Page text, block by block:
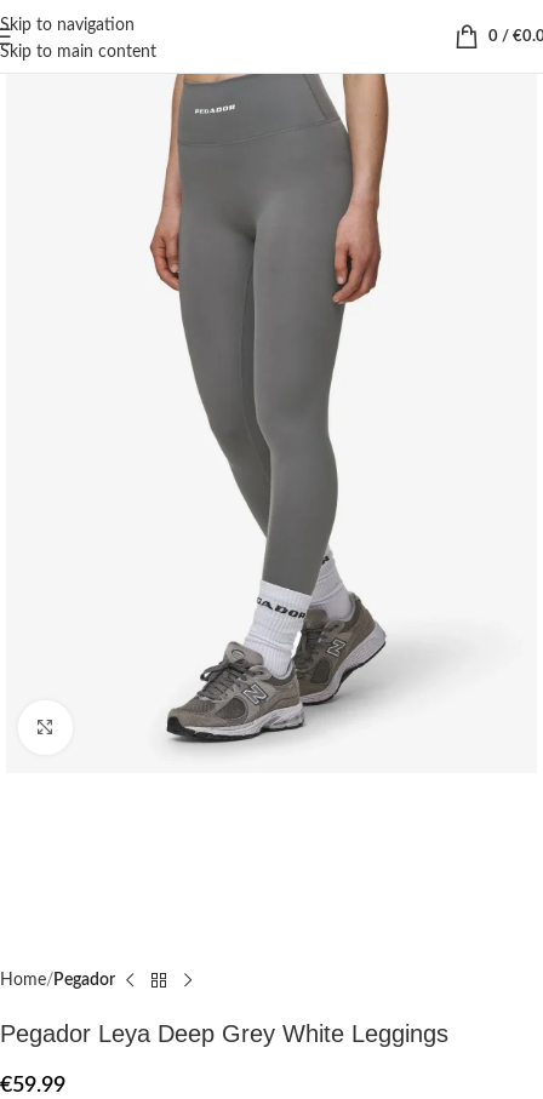
Skip to navigation
Skip to main content
0 / €
Click to enlarge
Home Pegador​
Pegador Leya Deep Grey White Leggings
€59.99